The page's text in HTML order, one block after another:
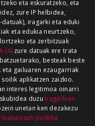
eta eskuratzeko, eta
zure IP helbidea,
iragarki eta eduki
eta edukia neurtzeko,
eta zerbitzuak
(4)zure datuak ere trata
besteak beste
gailuaren ezaugarriak
aplikatzen zaizkio.
interes legitimoa oinarri
duzu Iragarkien
unetan ken dezakezu
politika